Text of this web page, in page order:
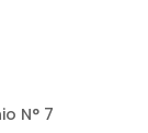
N° 7